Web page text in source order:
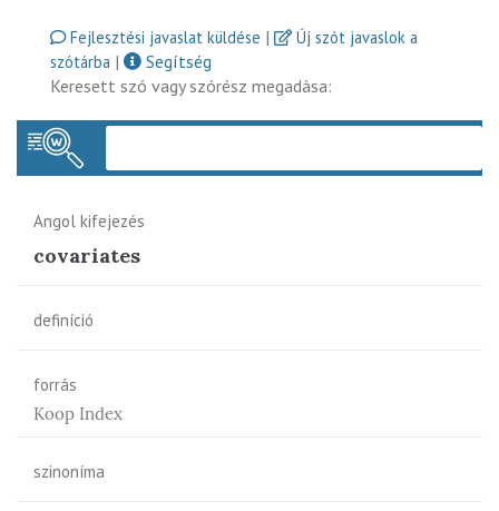
Fejlesztési javaslat küldése |
Új szót javaslok a
szótárba |
Segítség
Keresett szó vagy szórész megadása:
Angol kifejezés
covariates
definíció
forrás
Koop Index
szinoníma